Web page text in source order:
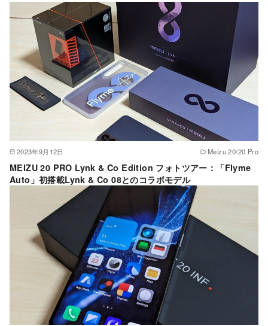
2023年9月12日 Meizu 20/20 Pro
MEIZU 20 PRO Lynk & Co Edition フォトツアー：「Flyme
Auto」初搭載Lynk & Co 08とのコラボモデル